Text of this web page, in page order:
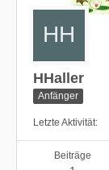
HHaller
Anfänger
Letzte Aktivität
Beiträge